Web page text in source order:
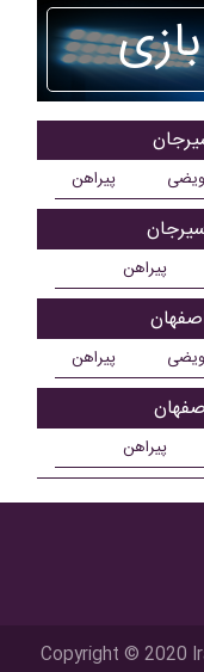
پیراهن
پیراهن
پیراهن
پیراهن
Copyright © 2020